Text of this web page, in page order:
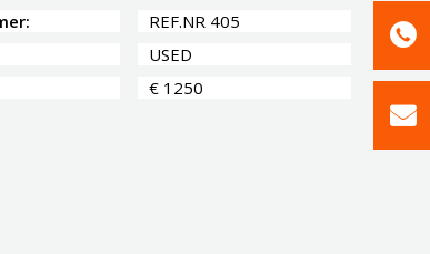
REF.NR 405
USED
€ 1250